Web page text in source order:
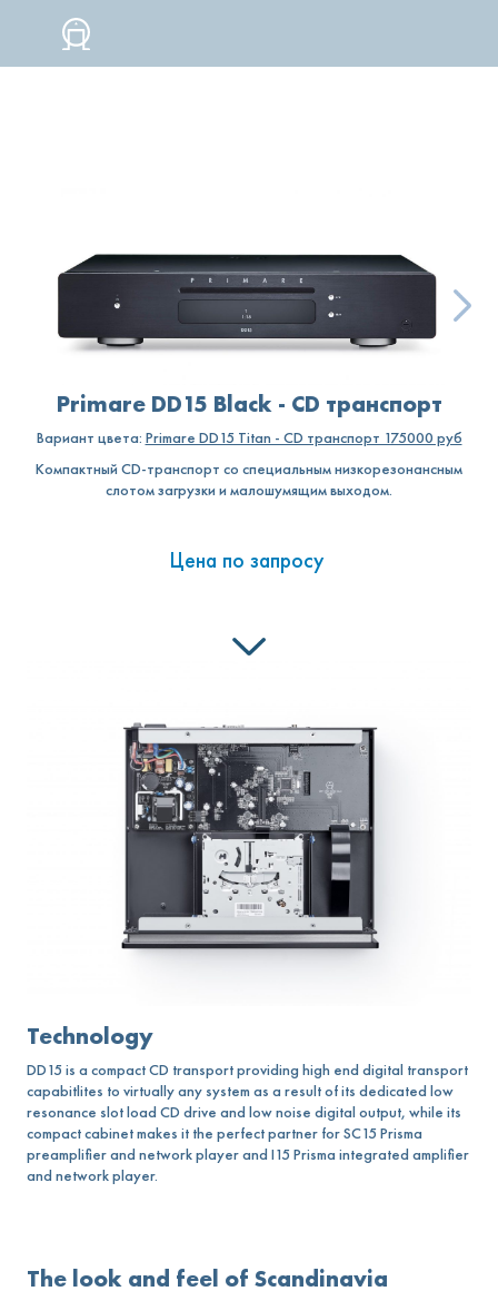
CD-
Primare DD15 Black - CD транспорт
Вариант цвета: Primare DD15 Titan - CD транспорт 175000 руб
Компактный CD-транспорт со специальным низкорезонансным
слотом загрузки и малошумящим выходом.
Цена по запросу
Technology
DD15 is a compact CD transport providing high end digital transport
capabitlites to virtually any system as a result of its dedicated low
resonance slot load CD drive and low noise digital output, while its
compact cabinet makes it the perfect partner for SC15 Prisma
preamplifier and network player and I15 Prisma integrated amplifier
and network player.
The look and feel of Scandinavia